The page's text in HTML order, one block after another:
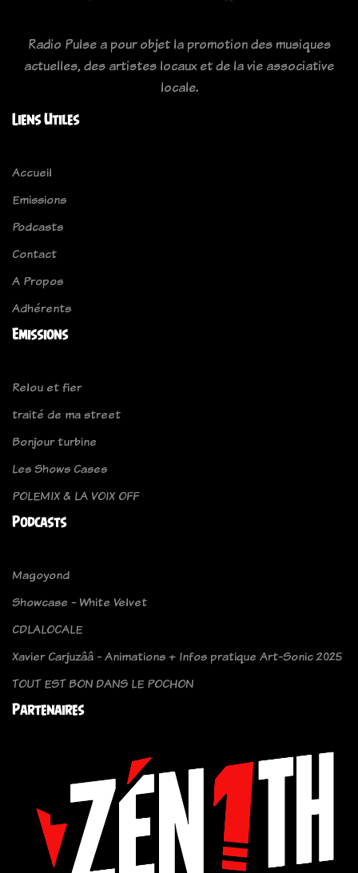
Radio Pulse a pour objet la promotion des musiques
actuelles, des artistes locaux et de la vie associative
locale.
Liens Utiles
Accueil
Emissions
Podcasts
Contact
A Propos
Adhérents
Emissions
Relou et fier
traité de ma street
Bonjour turbine
Les Shows Cases
POLEMIX & LA VOIX OFF
Podcasts
Magoyond
Showcase - White Velvet
CDLALOCALE
Xavier Carjuzââ - Animations + Infos pratique Art-Sonic 2025
TOUT EST BON DANS LE POCHON
Partenaires